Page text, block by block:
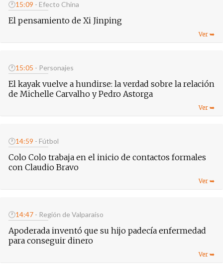
🕐15:09 - Efecto China
El pensamiento de Xi Jinping
🕐15:05 - Personajes
El kayak vuelve a hundirse: la verdad sobre la relación
de Michelle Carvalho y Pedro Astorga
🕐14:59 - Fútbol
Colo Colo trabaja en el inicio de contactos formales
con Claudio Bravo
🕐14:47 - Región de Valparaíso
Apoderada inventó que su hijo padecía enfermedad
para conseguir dinero